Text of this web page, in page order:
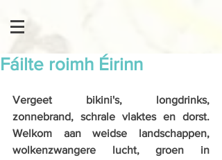
Fáilte roimh Éirinn
Vergeet bikini's, longdrinks,
zonnebrand, schrale vlaktes en dorst.
Welkom aan weidse landschappen,
wolkenzwangere lucht, groen in